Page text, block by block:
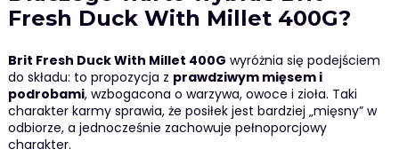
Fresh Duck With Millet 400G?
Brit Fresh Duck With Millet 400G wyróżnia się podejściem
do składu: to propozycja z prawdziwym mięsem i
podrobami, wzbogacona o warzywa, owoce i zioła. Taki
charakter karmy sprawia, że posiłek jest bardziej „mięsny” w
odbiorze, a jednocześnie zachowuje pełnoporcjowy
charakter.